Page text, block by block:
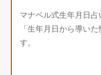
マナベル式生年月日
「生年月日から導い
す。